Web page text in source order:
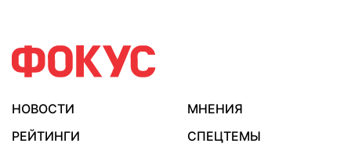
НОВОСТИ
МНЕНИЯ
РЕЙТИНГИ
СПЕЦТЕМЫ